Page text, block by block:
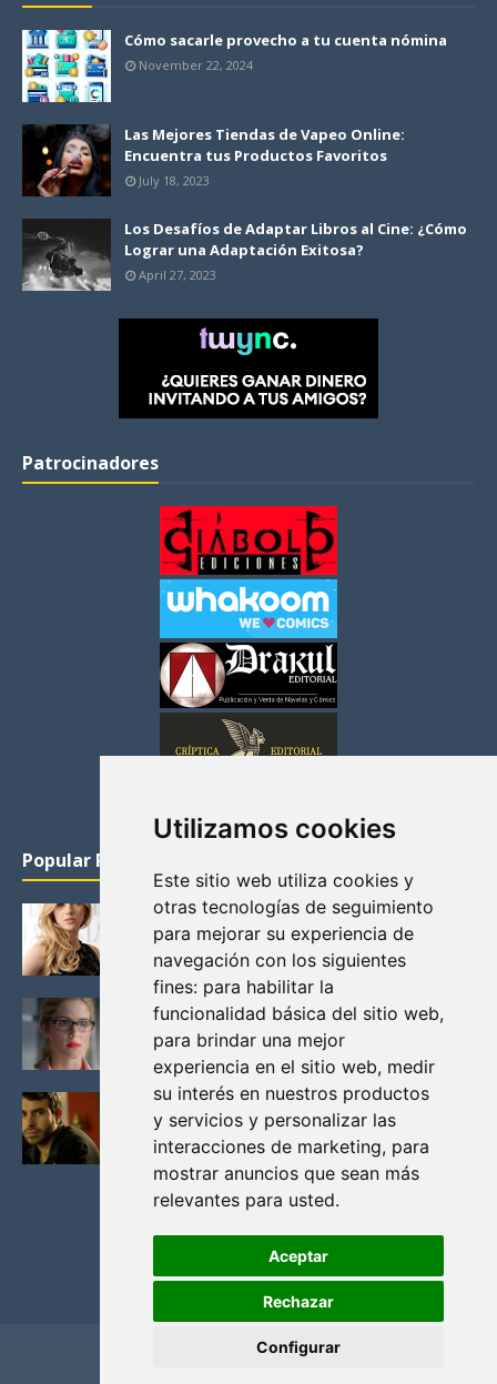
Utilizamos cookies
Este sitio web utiliza cookies y
otras tecnologías de seguimiento
para mejorar su experiencia de
navegación con los siguientes
fines: para habilitar la
funcionalidad básica del sitio web,
para brindar una mejor
experiencia en el sitio web, medir
su interés en nuestros productos
y servicios y personalizar las
interacciones de marketing, para
mostrar anuncios que sean más
relevantes para usted.
Aceptar
Rechazar
Configurar
Cómo sacarle provecho a tu cuenta nómina
November 22, 2024
Las Mejores Tiendas de Vapeo Online:
Encuentra tus Productos Favoritos
July 18, 2023
Los Desafíos de Adaptar Libros al Cine: ¿Cómo
Lograr una Adaptación Exitosa?
April 27, 2023
Patrocinadores
Popular Posts
KATHERYN WINNICK: LA ACTRIZ MAS GUAPA DE
VIKINGOS
Junio 14, 2013
FELICITY (EMILY BETT RICKARDS), LAS FOTOS
MAS BONITAS DE LA ALIADA DE ARROW
Noviembre 30, 2013
BLACK MIRROR: TODA TU HISTORIA. EPISODIO 3.
LA CRITICA
Mayo 17, 2012
Privacidad y cookies
Contacto